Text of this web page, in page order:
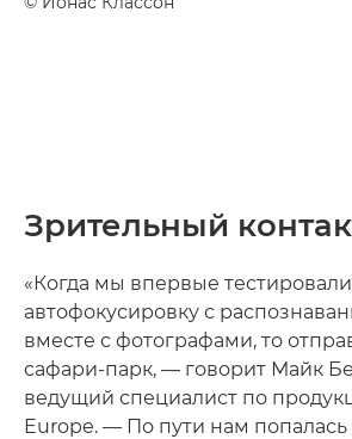
Зрительный
«Когда мы впервые тестировали
автофокусировку с
вместе с фотографами, то
сафари-парк, — говорит Майк
ведущий специалист по
Europe. — По пути нам попалась